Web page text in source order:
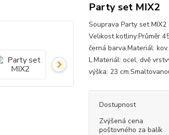
Party set MIX2
Souprava Party set
Velikost kotliny:Průměr
černá barva.Materiál:
L.Materiál: ocel, dvě
výška: 23
Dostupnost
Zvýšená cena
poštovného za balík